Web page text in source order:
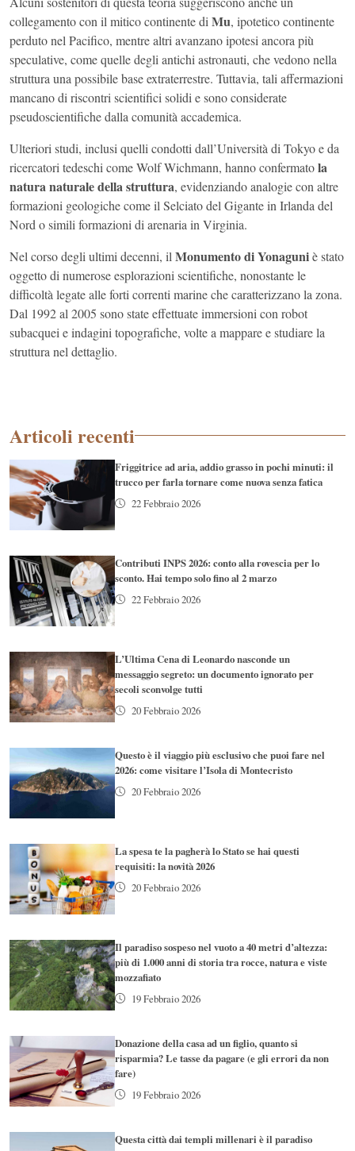
collegamento con il mitico continente di Mu, ipotetico continente
perduto nel Pacifico, mentre altri avanzano ipotesi ancora più
speculative, come quelle degli antichi astronauti, che vedono nella
struttura una possibile base extraterrestre. Tuttavia, tali affermazioni
mancano di riscontri scientifici solidi e sono considerate
pseudoscientifiche dalla comunità accademica.
Ulteriori studi, inclusi quelli condotti dall’Università di Tokyo e da
ricercatori tedeschi come Wolf Wichmann, hanno confermatola
natura naturale della struttura, evidenziando analogie con altre
formazioni geologiche come il Selciato del Gigante in Irlanda del
Nord o simili formazioni di arenaria in Virginia.
Nel corso degli ultimi decenni, il Monumento di Yonaguniè stato
oggetto di numerose esplorazioni scientifiche, nonostante le
difficoltà legate alle forti correnti marine che caratterizzano la zona.
Dal 1992 al 2005 sono state effettuate immersioni con robot
subacquei e indagini topografiche, volte a mappare e studiare la
struttura nel dettaglio.
Articoli recenti
Friggitrice ad aria, addio grasso in pochi minuti: il
trucco per farla tornare come nuova senza fatica
22 Febbraio 2026
Contributi INPS 2026: conto alla rovescia per lo
sconto. Hai tempo solo fino al 2 marzo
22 Febbraio 2026
L’Ultima Cena di Leonardo nasconde un
messaggio segreto: un documento ignorato per
secoli sconvolge tutti
20 Febbraio 2026
Questo è il viaggio più esclusivo che puoi fare nel
2026: come visitare l’Isola di Montecristo
20 Febbraio 2026
La spesa te la pagherà lo Stato se hai questi
requisiti: la novità 2026
20 Febbraio 2026
Il paradiso sospeso nel vuoto a 40 metri d’altezza:
più di 1.000 anni di storia tra rocce, natura e viste
mozzafiato
19 Febbraio 2026
Donazione della casa ad un figlio, quanto si
risparmia? Le tasse da pagare (e gli errori da non
fare)
19 Febbraio 2026
Questa città dai templi millenari è il paradiso